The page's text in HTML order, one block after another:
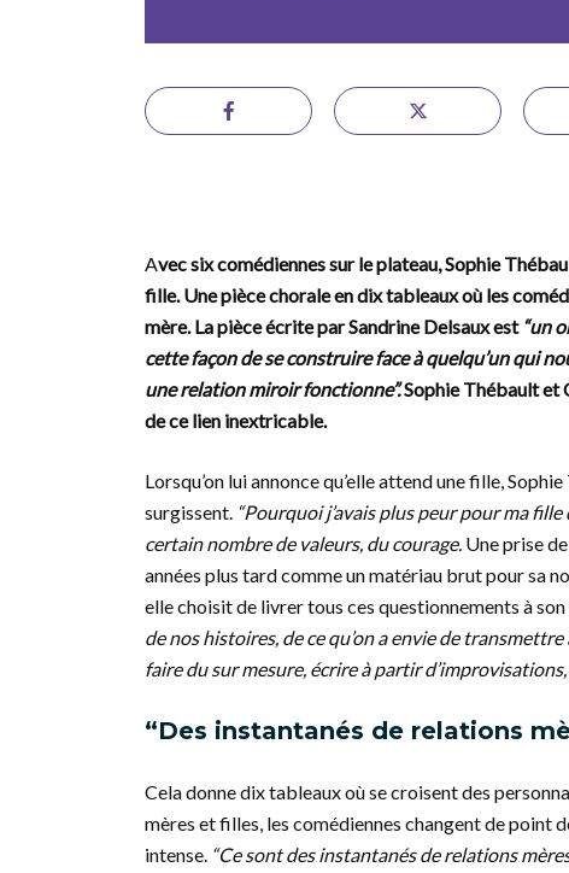
Avec six comédiennes sur le plateau, Sophie
fille. Une pièce chorale en dix tableaux où les
mère. La pièce écrite par Sandrine Delsaux est “un
cette façon de se construire face à quelqu’un qui
une relation miroir fonctionne”.Sophie Thébault et
de ce lien inextricable.
Lorsqu’on lui annonce qu’elle attend une fille,
surgissent. “Pourquoi j’avais plus peur pour ma
certain nombre de valeurs, du courage. Une prise
années plus tard comme un matériau brut pour sa
elle choisit de livrer tous ces questionnements à
de nos histoires, de ce qu’on a envie de
faire du sur mesure, écrire à partir
“Des instantanés de relations
Cela donne dix tableaux où se croisent des
mères et filles, les comédiennes changent de point
intense. “Ce sont des instantanés de relations